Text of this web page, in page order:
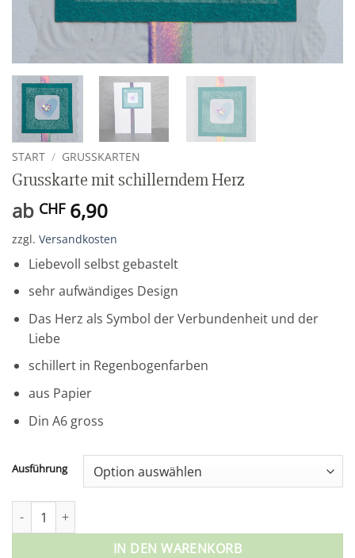
START / GRUSSKARTEN
Grusskarte mit schillerndem Herz
ab CHF6,90
zzgl. Versandkosten
Liebevoll selbst gebastelt
sehr aufwändiges Design
Das Herz als Symbol der Verbundenheit und der
Liebe
schillert in Regenbogenfarben
aus Papier
Din A6 gross
Ausführung
Grusskarte mit schillerndem Herz Menge
IN DEN WARENKORB